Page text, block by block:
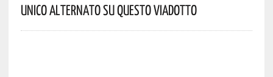
Unico Alternato Su Questo Viadotto